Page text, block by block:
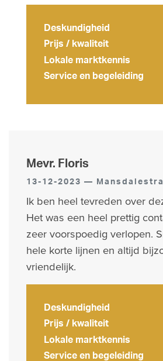
Deskundigheid
Prijs / kwaliteit
Lokale marktkennis
Service en begeleiding
Mevr. Floris
13-12-2023 —
Ik ben heel tevreden over
Het was een heel prettig
zeer voorspoedig verlopen.
hele korte lijnen en altijd
vriendelijk.
Deskundigheid
Prijs / kwaliteit
Lokale marktkennis
Service en begeleiding